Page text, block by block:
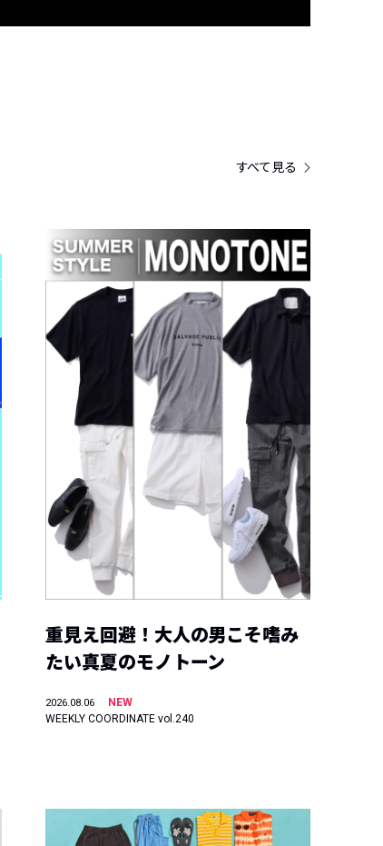
すべて見る
重見え回避！大人の男こそ嗜み
たい真夏のモノトーン
2026.08.06
NEW
WEEKLY COORDINATE vol.240